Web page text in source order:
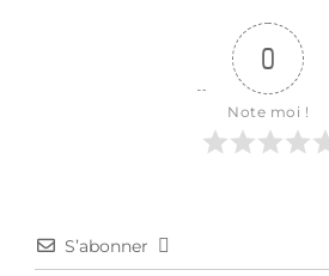
0
Note moi !
S’abonner